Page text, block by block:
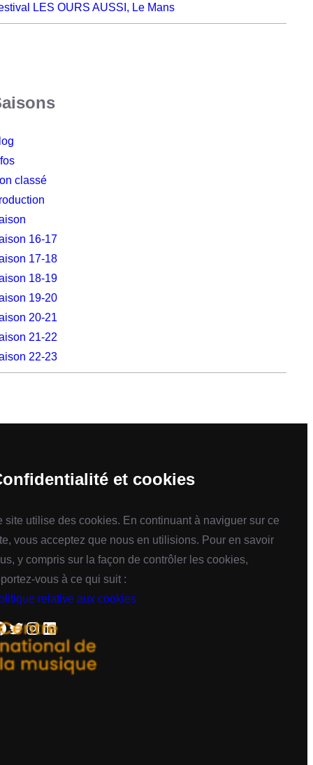
LES OURS AUSSI, Le Mans
classé
16-17
17-18
18-19
19-20
20-21
21-22
22-23
et cookies
site utilise des cookies. En continuant à naviguer sur ce
vous acceptez que nous en utilisions. Pour en savoir
y compris sur la façon de contrôler les cookies,
vous à ce qui suit :
relative aux cookies
Twitter InstagramLinkedIn